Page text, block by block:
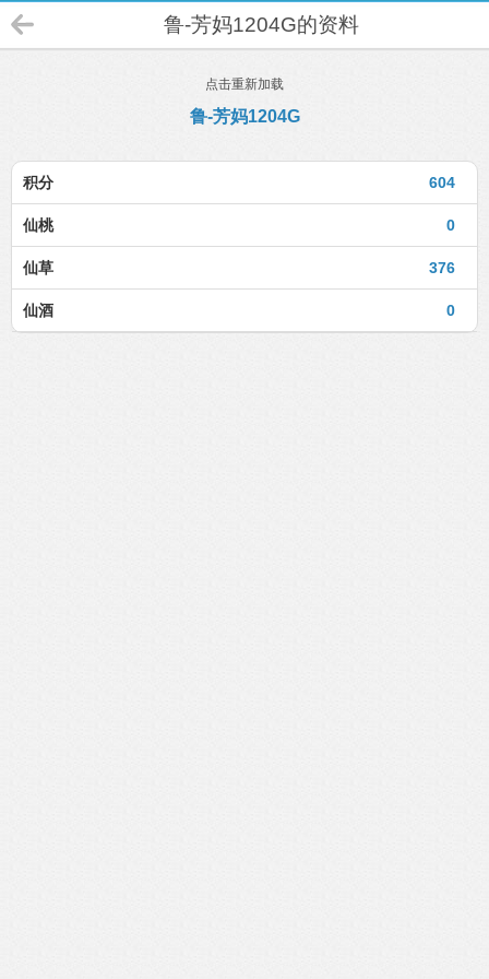
鲁-芳妈1204G的资料
点击重新加载
鲁-芳妈1204G
604
积分
0
仙桃
376
仙草
0
仙酒